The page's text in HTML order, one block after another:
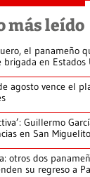
más leído
el panameño
en Estados
agosto vence el
Guillermo
en San Miguelito
otros dos
su regreso a